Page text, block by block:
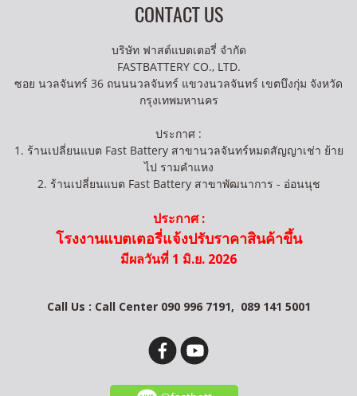
CONTACT US
บริษัท ฟาสต์แบตเตอรี่ จำกัด
FASTBATTERY CO., LTD.
ซอย นวลจันทร์ 36 ถนนนวลจันทร์ แขวงนวลจันทร์ เขตบึงกุ่ม จังหวัด
กรุงเทพมหานคร
ประกาศ :
1. ร้านเปลี่ยนแบต Fast Battery สาขานวลจันทร์หมดสัญญาเช่า ย้าย
ไป รามคำแหง
2. ร้านเปลี่ยนแบต Fast Battery สาขาพัฒนาการ - อ่อนนุช
ประกาศ :
โรงงานแบตเตอรี่แจ้งปรับราคาสินค้าขึ้น
มีผลวันที่ 1 มิ.ย. 2026
Call Us : Call Center 090 996 7191, 089 141 5001